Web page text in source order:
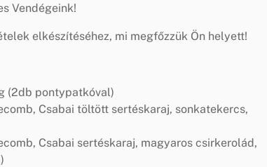
Vendégeink!
elkészítéséhez, mi megfőzzük Ön helyett!
(2db pontypatkóval)
Csabai töltött sertéskaraj, sonkatekercs,
Csabai sertéskaraj, magyaros csirkerolád,